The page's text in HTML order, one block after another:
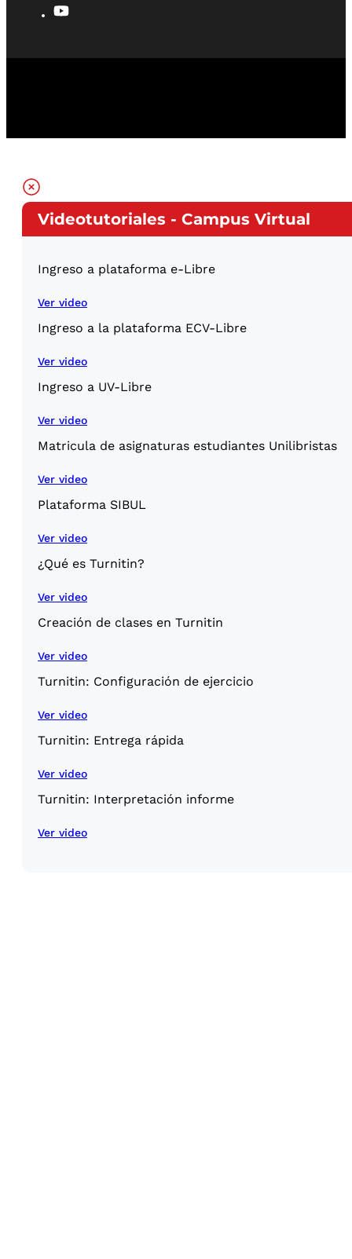
Videotutoriales - Campus Virtual
Ingreso a plataforma e-Libre
Ver video
Ingreso a la plataforma ECV-Libre
Ver video
Ingreso a UV-Libre
Ver video
Matricula de asignaturas estudiantes Unilibristas
Ver video
Plataforma SIBUL
Ver video
¿Qué es Turnitin?
Ver video
Creación de clases en Turnitin
Ver video
Turnitin: Configuración de ejercicio
Ver video
Turnitin: Entrega rápida
Ver video
Turnitin: Interpretación informe
Ver video